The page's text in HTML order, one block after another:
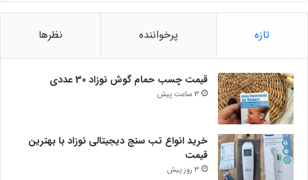
تازه پرخواننده نظرها
قیمت چسب حمام گوش نوزاد 30 عددی
3 ساعت پیش
خرید انواع تب سنج دیجیتالی نوزاد با بهترین
قیمت
3 روز پیش